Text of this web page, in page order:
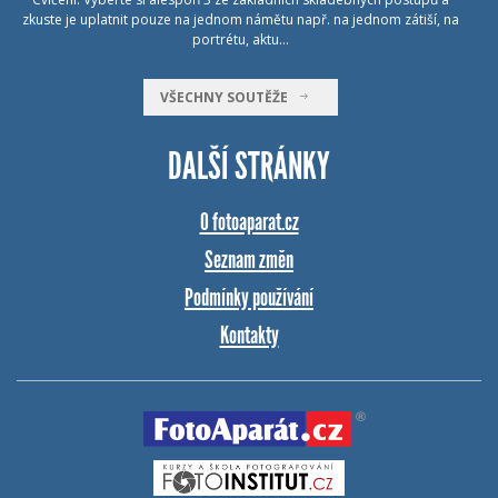
zkuste je uplatnit pouze na jednom námětu např. na jednom zátiší, na
portrétu, aktu…
VŠECHNY SOUTĚŽE
DALŠÍ STRÁNKY
O fotoaparat.cz
Seznam změn
Podmínky používání
Kontakty